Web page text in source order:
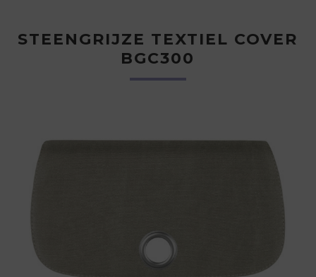
STEENGRIJZE TEXTIEL COVER
BGC300